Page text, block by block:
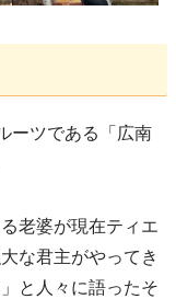
ーツである「広南
老婆が現在ティエ
な君主がやってき
と人々に語ったそ